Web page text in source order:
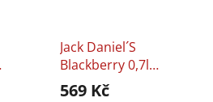
Jack Daniel´s
Blackberry 0,7l
35%
569 Kč